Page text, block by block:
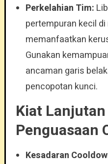
Perkelahian Tim:
pertempuran kecil
memanfaatkan
Gunakan
ancaman garis
pencopotan kunci.
Kiat
Penguasaan
Kesadaran